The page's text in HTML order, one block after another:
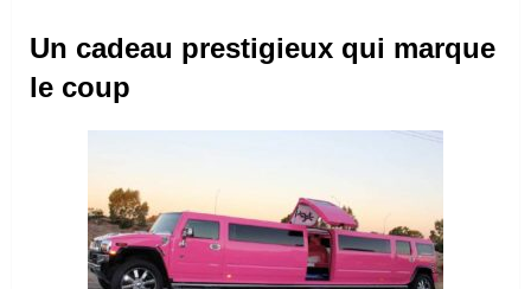
Un cadeau prestigieux qui marque
le coup